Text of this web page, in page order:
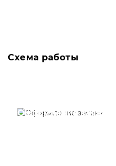
Схема работы
Оформление заявки